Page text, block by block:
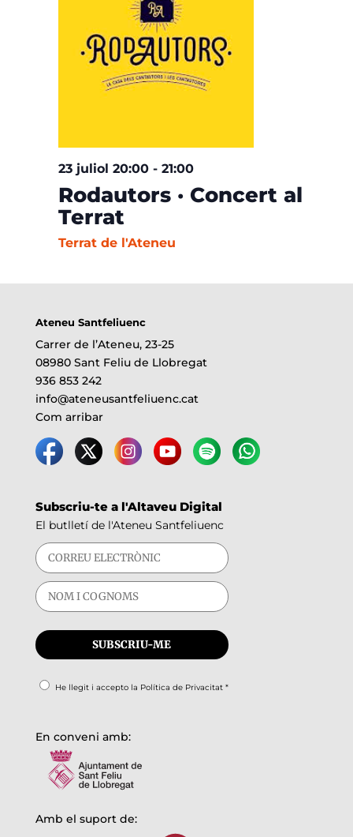
23 juliol 20:00- 21:00
Rodautors · Concert al
Terrat
Terrat de l'Ateneu
Ateneu Santfeliuenc
Carrer de l’Ateneu, 23-25
08980 Sant Feliu de Llobregat
936 853 242
info@ateneusantfeliuenc.cat
Com arribar
Subscriu-te a l'Altaveu Digital
El butlletí de l'Ateneu Santfeliuenc
He llegit i accepto la Política de Privacitat*
En conveni amb:
Amb el suport de: